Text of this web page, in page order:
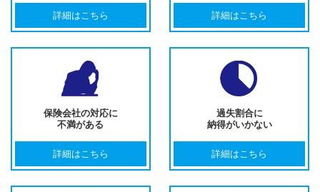
詳細はこちら 詳細はこちら
保険会社の対応に
不満がある
詳細はこちら
過失割合に
納得がいかない
詳細はこちら